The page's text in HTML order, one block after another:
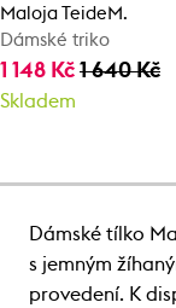
Maloja TeideM.
Dámské triko
1 148 Kč 1 640 Kč
Skladem
Dámské tílko
s jemným
provedení. K